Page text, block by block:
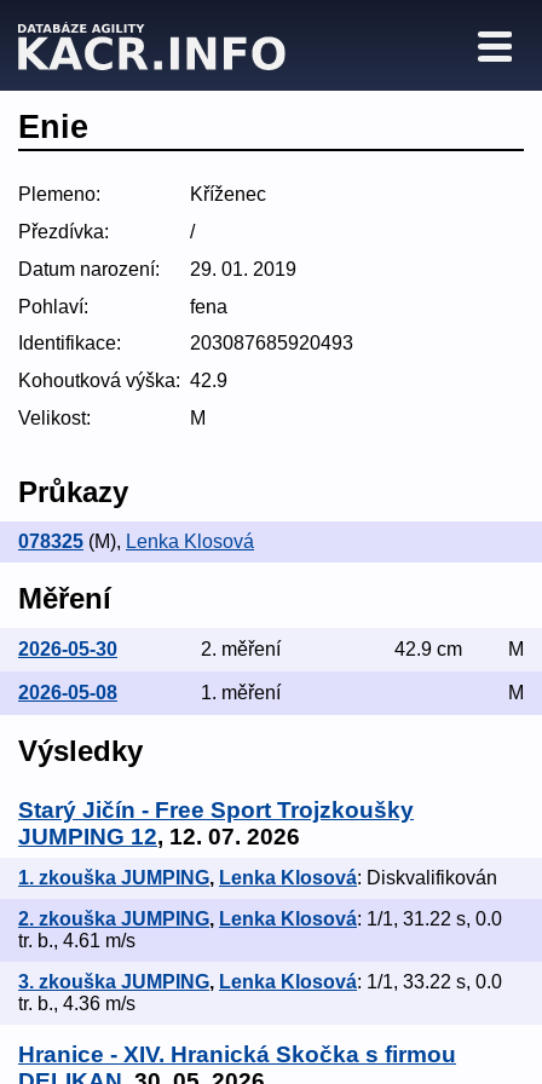
Enie
Plemeno:
Kříženec
Přezdívka:
/
Datum narození:
29. 01. 2019
Pohlaví:
fena
Identifikace:
203087685920493
Kohoutková výška: 42.9
Velikost:
M
Průkazy
078325 (M), Lenka Klosová
Měření
2026-05-30 2. měření 42.9 cm M
2026-05-08 1. měření M
Výsledky
Starý Jičín - Free Sport Trojzkoušky
JUMPING 12, 12. 07. 2026
1. zkouška JUMPING, Lenka Klosová: Diskvalifikován
2. zkouška JUMPING, Lenka Klosová: 1/1, 31.22 s, 0.0
tr. b., 4.61 m/s
3. zkouška JUMPING, Lenka Klosová: 1/1, 33.22 s, 0.0
tr. b., 4.36 m/s
Hranice - XIV. Hranická Skočka s firmou